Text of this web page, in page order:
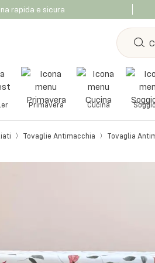
rapida e sicura
Primavera Cucina
Tovaglie Antimacchia Tovaglia